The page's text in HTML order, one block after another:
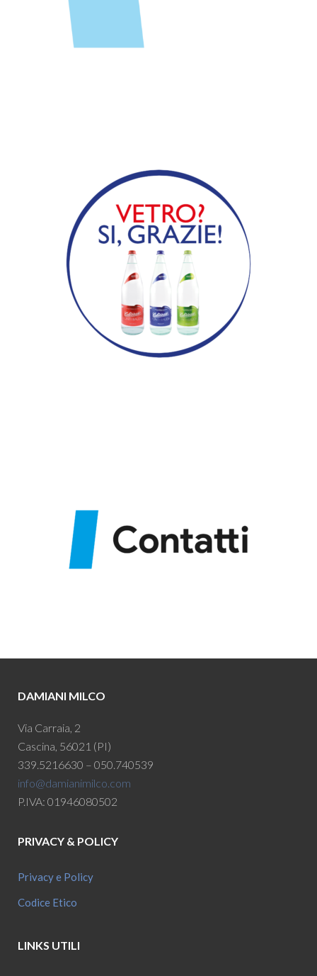
DAMIANI MILCO
Via Carraia, 2
Cascina, 56021 (PI)
339.5216630 – 050.740539
info@damianimilco.com
P.IVA: 01946080502
PRIVACY & POLICY
Privacy e Policy
Codice Etico
LINKS UTILI